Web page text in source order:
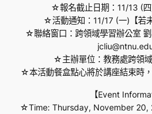
☆報名截止日期：11/13 (四
☆活動通知：11/17 (一)【若
☆聯絡窗口：跨領域學習辦公室
☆主辦單位：教務處跨領
☆本活動餐盒點心將於講座結束時
【Event
☆Time: Thursday, November 20,